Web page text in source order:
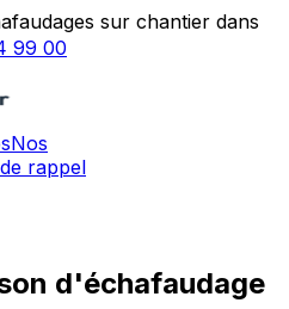
sur chantier dans
99 00
Nos
rappel
d'échafaudage